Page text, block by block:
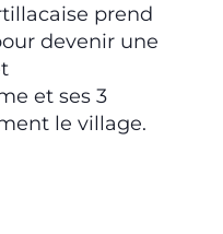
prend
devenir une
et ses 3
le village.